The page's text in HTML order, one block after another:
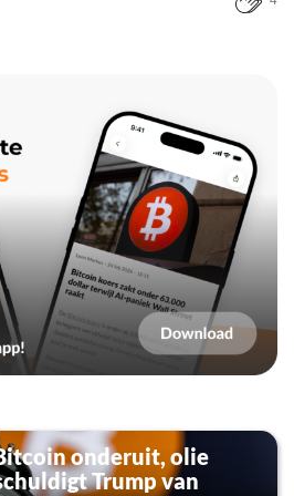
onderuit, olie
Trump van